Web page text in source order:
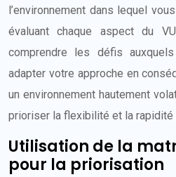
l’environnement dans lequel
évaluant chaque aspect du
comprendre les défis
adapter votre approche en
un environnement hautement
prioriser la flexibilité et la rapidité
Utilisation de la
pour la priorisation